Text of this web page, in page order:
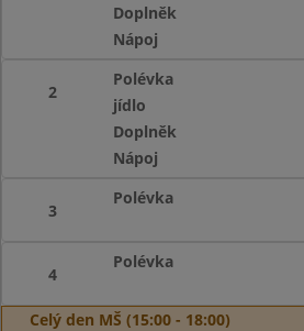
Doplněk
Nápoj
2
Polévka
jídlo
Doplněk
Nápoj
3
Polévka
4
Polévka
Celý den MŠ (15:00 - 18:00)